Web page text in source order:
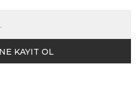
KAYIT OL